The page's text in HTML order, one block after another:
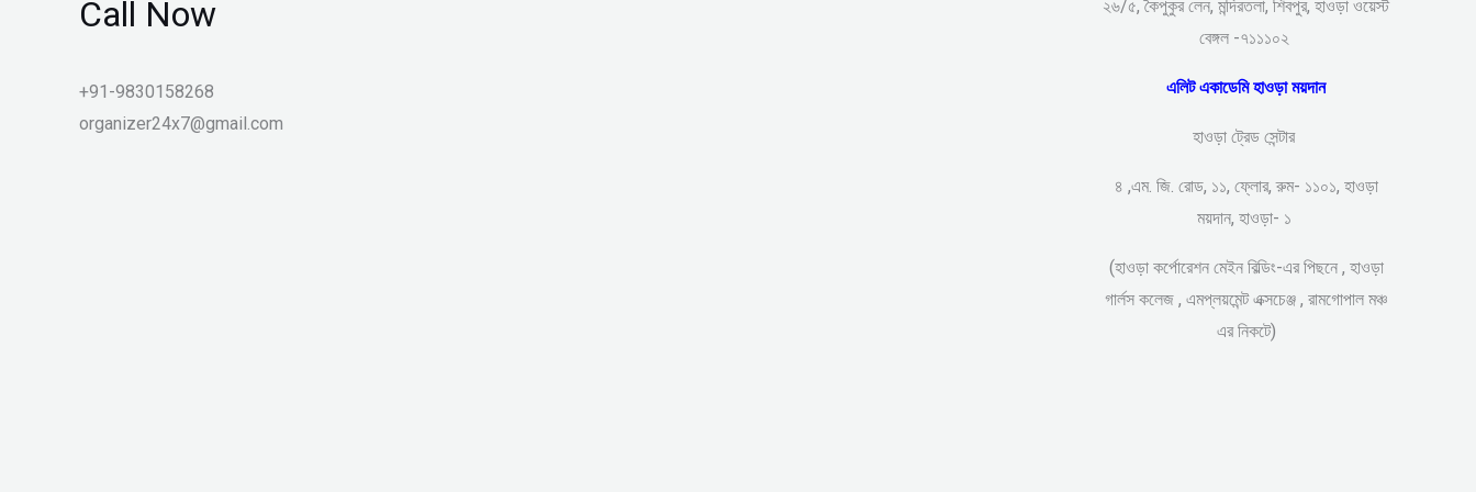
Call Now
+91-9830158268
organizer24x7@gmail.com
২৬/৫, কৈপুকুর লেন, মন্দিরতলা, শিবপুর, হাওড়া ওয়েস্ট
বেঙ্গল -৭১১১০২
এলিট একাডেমি হাওড়া ময়দান
হাওড়া ট্রেড সেন্টার
৪ ,এম. জি. রোড, ১১, ফ্লোর, রুম- ১১০১, হাওড়া
ময়দান, হাওড়া- ১
(হাওড়া কর্পোরেশন মেইন বিল্ডিং-এর পিছনে , হাওড়া
গার্লস কলেজ , এমপ্লয়মেন্ট এক্সচেঞ্জ , রামগোপাল মঞ্চ
এর নিকটে)